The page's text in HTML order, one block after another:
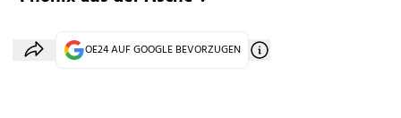
OE24 AUF GOOGLE BEVORZUGEN